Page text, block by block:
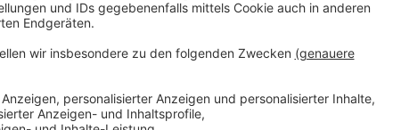
wenn zum Beispiel irgendwo eine Straßenlaterne kaputt ist. Bei
um Orte, in denen es zum Beispiel zu wenig Licht gibt und